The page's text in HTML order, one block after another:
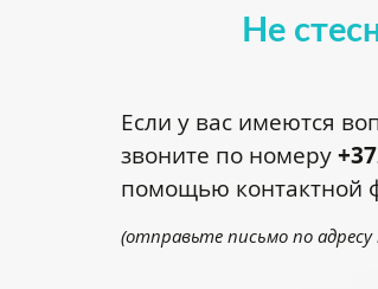
Не
Если у вас имеются
звоните по номеру
помощью контактной
(отправьте письмо по адресу